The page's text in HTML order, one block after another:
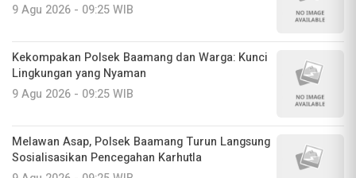
9 Agu 2026 - 09:25 WIB
Kekompakan Polsek Baamang dan Warga: Kunci
Lingkungan yang Nyaman
9 Agu 2026 - 09:25 WIB
Melawan Asap, Polsek Baamang Turun Langsung
Sosialisasikan Pencegahan Karhutla